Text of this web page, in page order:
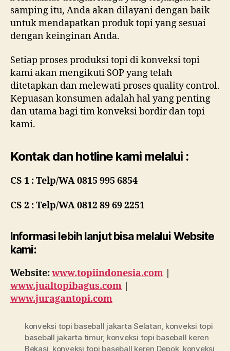
samping itu, Anda akan dilayani dengan baik
untuk mendapatkan produk topi yang sesuai
dengan keinginan Anda.
Setiap proses produksi topi di konveksi topi
kami akan mengikuti SOP yang telah
ditetapkan dan melewati proses quality control.
Kepuasan konsumen adalah hal yang penting
dan utama bagi tim konveksi bordir dan topi
kami.
Kontak dan hotline kami melalui :
CS 1 : Telp/WA 0815 995 6854
CS 2 : Telp/WA 0812 89 69 2251
Informasi lebih lanjut bisa melalui Website
kami:
Website:www.topiindonesia.com
www.jualtopibagus.com
www.juragantopi.com
konveksi topi baseball jakarta Selatan konveksi topi
baseball jakarta timur, konveksi topi baseball keren
Bekasi konveksi topi baseball keren Depok, konveksi